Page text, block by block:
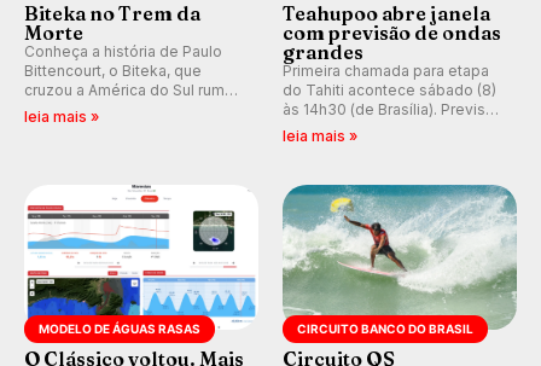
Biteka no Trem da
Morte
Conheça a história de Paulo
Bittencourt, o Biteka, que
cruzou a América do Sul rumo
ao Pacífico em uma jornada
leia mais »
Teahupoo abre janela
com previsão de ondas
grandes
Primeira chamada para etapa
do Tahiti acontece sábado (8)
às 14h30 (de Brasília). Previsão
indica swell consistente.
Kelly Slater convidado.
leia mais »
MODELO DE ÁGUAS RASAS
O Clássico voltou. Mais
CIRCUITO BANCO DO BRASIL
Circuito QS